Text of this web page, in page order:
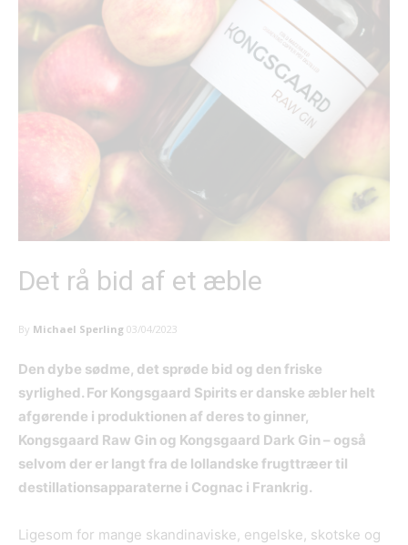
Det rå bid af et æble
By Michael Sperling 03/04/2023
Den dybe sødme, det sprøde bid og den friske
syrlighed. For Kongsgaard Spirits er danske æbler helt
afgørende i produktionen af deres to ginner,
Kongsgaard Raw Gin og Kongsgaard Dark Gin – også
selvom der er langt fra de lollandske frugttræer til
destillationsapparaterne i Cognac i Frankrig.
Ligesom for mange skandinaviske, engelske, skotske og